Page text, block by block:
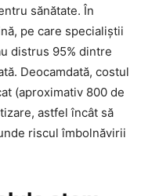
sănătate. În
pe care specialiştii
distrus 95% dintre
Deocamdată, costul
(aproximativ 800 de
astfel încât să
riscul îmbolnăvirii